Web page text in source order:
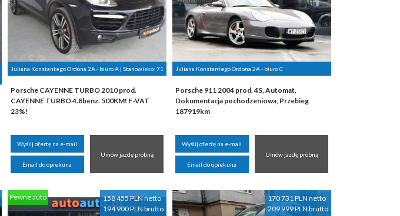
Juliana Konstantego Ordona 2A - biuro A | Stanowisko: 71
Porsche CAYENNE TURBO 2010 prod.
CAYENNE TURBO 4.8benz. 500KM! F-VAT
23%!
Wyślij ofertę na e-mail
Email do opiekuna
Umów jazdę próbną
Juliana Konstantego Ordona 2A - biuro C
Porsche 911 2004 prod. 4S, Automat,
Dokumentacja pochodzeniowa, Przebieg
187919km
Wyślij ofertę na e-mail
Email do opiekuna
Umów jazdę próbną
158 455 PLN netto
194 900 PLN brutto
Pewne auto
170 731 PLN netto
209 999 PLN brutto